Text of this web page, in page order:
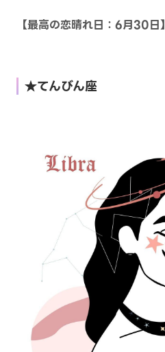
【最高の恋晴れ日：6月30日】
★てんびん座